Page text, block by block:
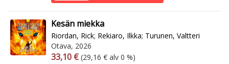
Kesän miekka
Riordan, Rick; Rekiaro, Ilkka; Turunen, Valtteri
Otava, 2026
Arvonlisäverollinen hinta
33,10 € Arvonlisäveroton hinta
(29,16 € alv 0 %)